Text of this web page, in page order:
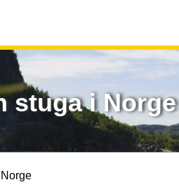
stuga i Norge
Norge